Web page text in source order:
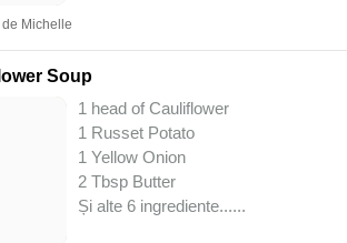
Michelle
Soup
1 head of Cauliflower
1 Russet Potato
1 Yellow Onion
2 Tbsp Butter
Și alte 6 ingrediente......